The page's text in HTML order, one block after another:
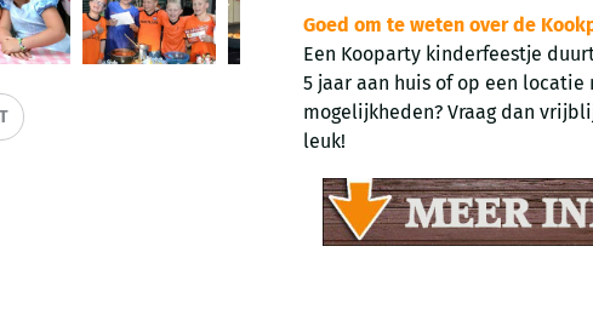
Goed om te weten over de
Een Kooparty kinderfeestje
5 jaar aan huis of op een locatie
mogelijkheden? Vraag dan
leuk!